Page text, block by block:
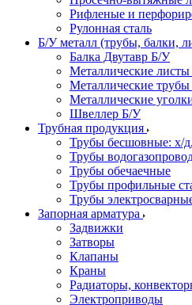
Рифленые и
Рулонная сталь
Б/У металл (трубы, балки,
Балка Двутавр Б/У
Металлические
Металлические
Металлические
Швеллер Б/У
Трубная продукция
Трубы бесшовные: х/
Трубы
Трубы обечаечные
Трубы профильные
Трубы
Запорная арматура
Задвижки
Затворы
Клапаны
Краны
Радиаторы,
Электроприводы